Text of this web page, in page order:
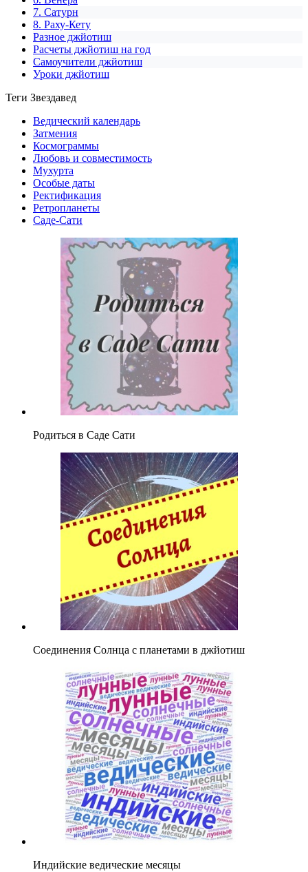
7. Сатурн
8. Раху-Кету
Разное джйотиш
Расчеты джйотиш на год
Самоучители джйотиш
Уроки джйотиш
Теги Звездавед
Ведический календарь
Затмения
Космограммы
Любовь и совместимость
Мухурта
Особые даты
Ректификация
Ретропланеты
Саде-Сати
Родиться в Саде Сати
Соединения Солнца с планетами в джйотиш
Индийские ведические месяцы